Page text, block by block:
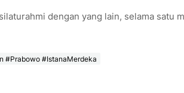
dengan yang lain, selama satu
#Prabowo #IstanaMerdeka